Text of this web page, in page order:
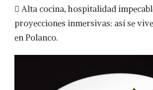
DE
QUE
 Alta cocina, hospitalidad
proyecciones inmersivas: así se
en Polanco.